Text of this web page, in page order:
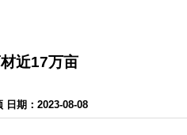
近17万亩
日期：2023-08-08